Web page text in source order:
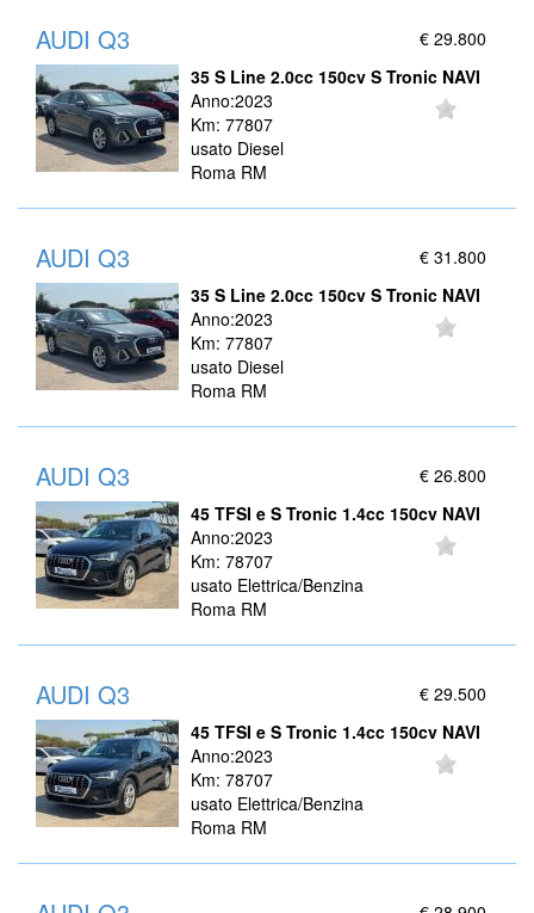
€ 29.800
AUDI Q3
35 S Line 2.0cc 150cv S Tronic NAVI
Anno:2023
Km: 77807
usato Diesel
Roma RM
€ 31.800
AUDI Q3
35 S Line 2.0cc 150cv S Tronic NAVI
Anno:2023
Km: 77807
usato Diesel
Roma RM
€ 26.800
AUDI Q3
45 TFSI e S Tronic 1.4cc 150cv NAVI
Anno:2023
Km: 78707
usato Elettrica/Benzina
Roma RM
€ 29.500
AUDI Q3
45 TFSI e S Tronic 1.4cc 150cv NAVI
Anno:2023
Km: 78707
usato Elettrica/Benzina
Roma RM